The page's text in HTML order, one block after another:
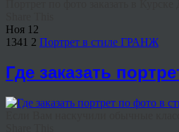
Ноя 12
1341 2 Портрет в стиле ГРАНЖ
Где заказать